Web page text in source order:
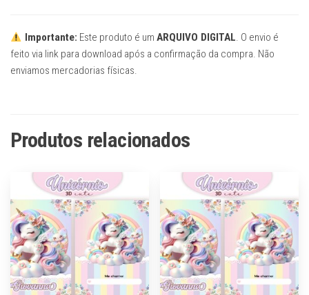
Importante: Este produto é umARQUIVO DIGITAL. O envio é
feito via link para download após a confirmação da compra. Não
enviamos mercadorias físicas.
Produtos relacionados